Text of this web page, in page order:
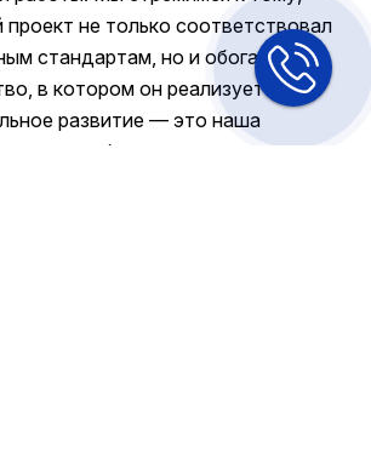
не только соответствовал
стандартам, но и обогащал
в котором он реализуется.
развитие — это наша
перед будущими поколениями.